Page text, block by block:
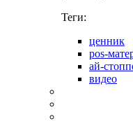
Теги:
ценник
pos-
ай-
видео